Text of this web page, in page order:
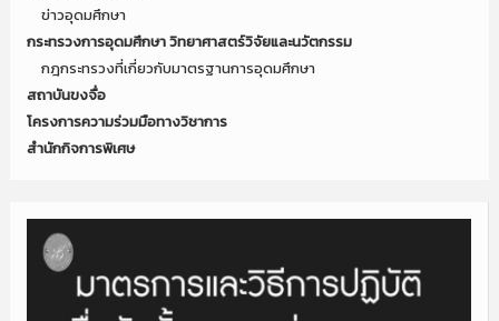
ข่าวอุดมศึกษา
กระทรวงการอุดมศึกษา วิทยาศาสตร์วิจัยและนวัตกรรม
กฎกระทรวงที่เกี่ยวกับมาตรฐานการอุดมศึกษา
สถาบันขงจื่อ
โครงการความร่วมมือทางวิชาการ
สำนักกิจการพิเศษ